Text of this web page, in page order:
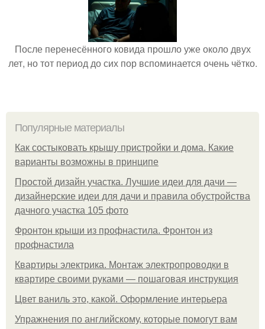
После перенесённого ковида прошло уже около двух
лет, но тот период до сих пор вспоминается очень чётко.
Популярные материалы
Как состыковать крышу пристройки и дома. Какие
варианты возможны в принципе
Простой дизайн участка. Лучшие идеи для дачи —
дизайнерские идеи для дачи и правила обустройства
дачного участка 105 фото
Фронтон крыши из профнастила. Фронтон из
профнастила
Квартиры электрика. Монтаж электропроводки в
квартире своими руками — пошаговая инструкция
Цвет ваниль это, какой. Оформление интерьера
Упражнения по английскому, которые помогут вам